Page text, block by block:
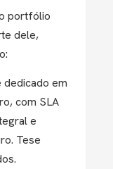
portfólio
dele,
dedicado em
com SLA
e
Tese